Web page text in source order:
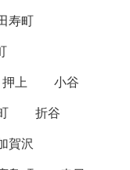
寿町
押上
小谷
折谷
賀沢